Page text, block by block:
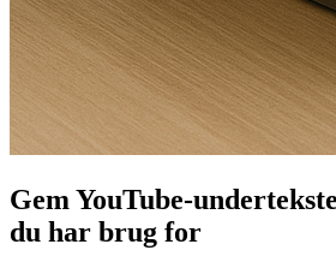
Gem YouTube-
du har brug for